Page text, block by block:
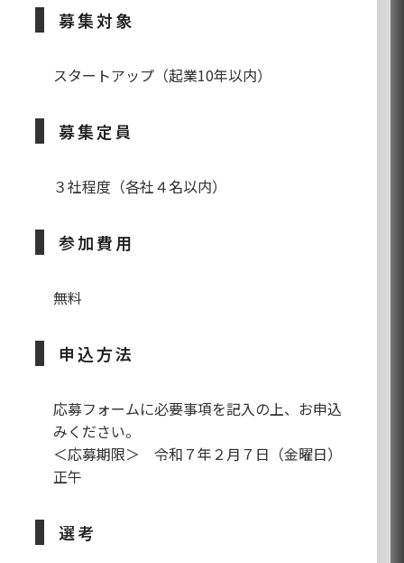
募集対象
スタートアップ（起業10年以内）
募集定員
３社程度（各社４名以内）
参加費用
無料
申込方法
応募フォームに必要事項を記入の上、お申込
みください。
＜応募期限＞ 令和７年２月７日（金曜日）
正午
選考